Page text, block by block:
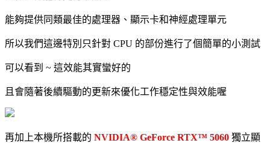
能夠提供同類最佳的處理器、顯示卡和神經處理單元
所以我們這邊特別只針對 CPU 的部份進行了個簡單的小測試
可以看到 ~ 這效能其實蠻好的
且會隨著後續驅動的更新來優化工作穩定性與效能喔
再加上本機所搭載的 NVIDIA® GeForce RTX™ 5060 獨立顯